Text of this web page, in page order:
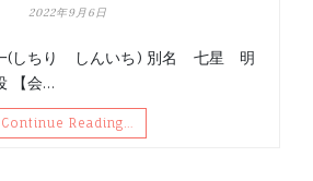
2022年9月6日
(しちり しんいち) 別名 七星 明
【会…
Continue Reading…